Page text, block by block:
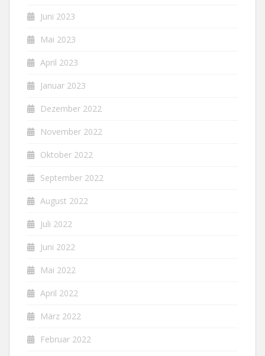
Juni 2023
Mai 2023
April 2023
Januar 2023
Dezember 2022
November 2022
Oktober 2022
September 2022
August 2022
Juli 2022
Juni 2022
Mai 2022
April 2022
März 2022
Februar 2022